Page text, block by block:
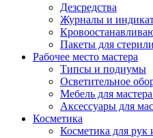
Дезсредства
Журналы и
Пакеты для
Рабочее место мастера
Типсы и подиумы
Осветительное
Мебель для
Аксессуары для
Косметика
Косметика для рук